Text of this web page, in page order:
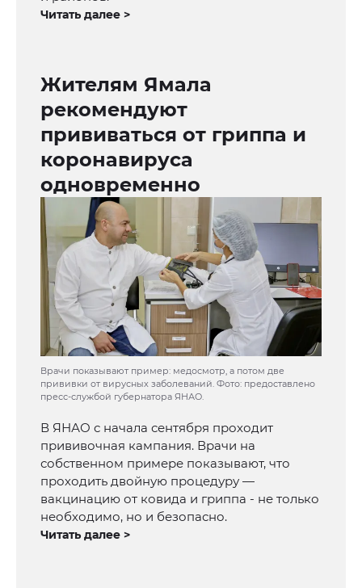
Читать далее >
Жителям Ямала
рекомендуют
прививаться от гриппа и
коронавируса
одновременно
Врачи показывают пример: медосмотр, а потом две
прививки от вирусных заболеваний. Фото: предоставлено
пресс-службой губернатора ЯНАО.
В ЯНАО с начала сентября проходит
прививочная кампания. Врачи на
собственном примере показывают, что
проходить двойную процедуру —
вакцинацию от ковида и гриппа - не только
необходимо, но и безопасно.
Читать далее >